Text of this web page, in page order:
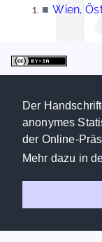
Der
anonymes
der Online-
Mehr dazu in
■ Wien,